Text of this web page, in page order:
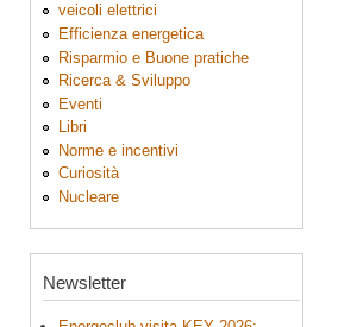
veicoli elettrici
Efficienza energetica
Risparmio e Buone pratiche
Ricerca & Sviluppo
Eventi
Libri
Norme e incentivi
Curiosità
Nucleare
Newsletter